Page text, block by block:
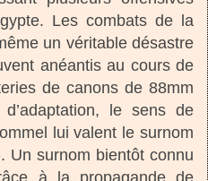
Les combats de la
un véritable désastre
anéantis au cours de
de canons de 88mm
le sens de
lui valent le surnom
Un surnom bientôt connu
à la propagande de